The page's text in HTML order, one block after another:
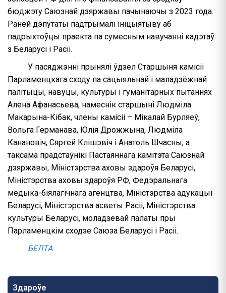
Здароўе
бюджэту Саюзнай дзяржавы пачынаючы з 2023 года.
Раней дэпутаты падтрымалі ініцыятыву аб
падрыхтоўцы праекта па сумесным навучанні кадэтаў
з Беларусі і Расіі.
У пасяджэнні прынялі ўдзел Старшыня камісіі
Парламенцкага сходу па сацыяльнай і маладзёжнай
палітыцы, навуцы, культуры і гуманітарных пытаннях
Алена Афанасьева, намеснік старшыні Людміла
Макарына-Кібак, члены камісіі – Мікалай Бурляеў,
Вольга Германава, Юлія Дрожжына, Людміла
Канановіч, Сяргей Клішэвіч і Анатоль Шчасны, а
таксама прадстаўнікі Пастаяннага камітэта Саюзнай
дзяржавы, Міністэрства аховы здароўя Беларусі,
Міністэрства аховы здароўя РФ, Федэральнага
медыка-біялагічнага агенцтва, Міністэрства адукацыі
Беларусі, Міністэрства асветы Расіі, Міністэрства
культуры Беларусі, моладзевай палаты пры
Парламенцкім сходзе Саюза Беларусі і Расіі.
БЕЛТА